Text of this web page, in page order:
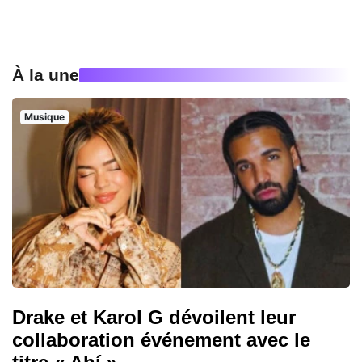
À la une
Musique
Drake et Karol G dévoilent leur
collaboration événement avec le